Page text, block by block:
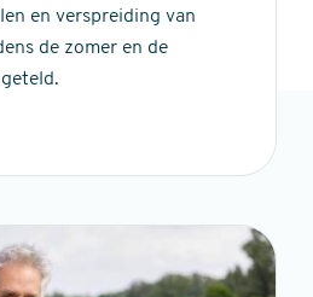
en verspreiding van
de zomer en de